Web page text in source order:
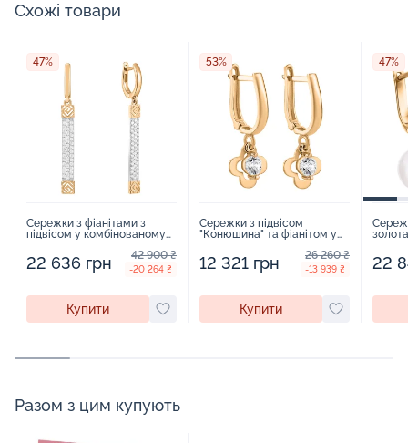
Схожі товари
47%
Сережки з фіанітами з
підвісом у комбінованому
22 636 грн 42 900 ₴
-20 264 ₴
Купити
53%
Сережки з підвісом
"Конюшина" та фіанітом у
12 321 грн 26 260 ₴
-13 939 ₴
Купити
47%
22
Разом з цим купують